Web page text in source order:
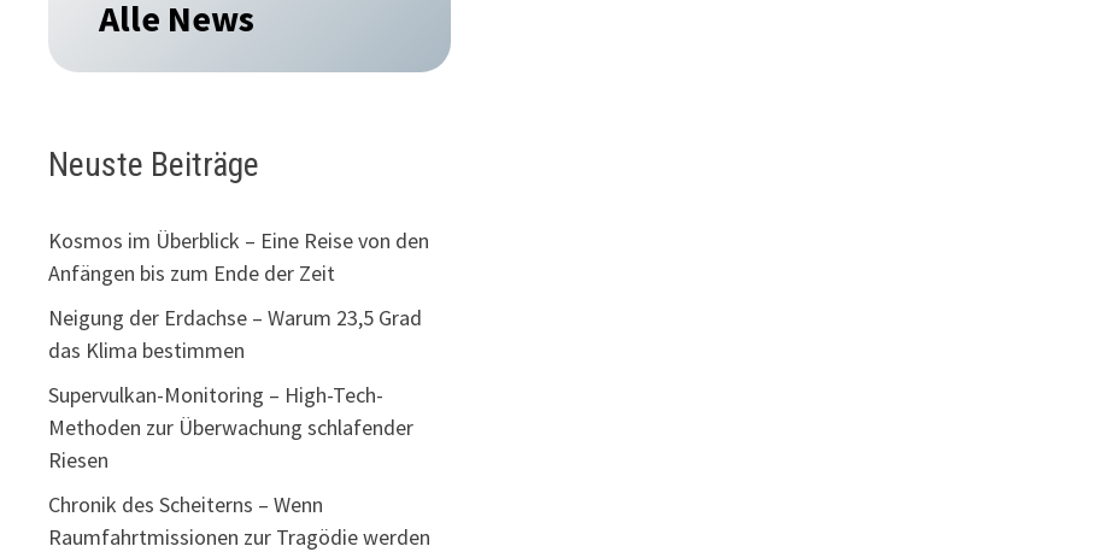
Alle News
Neuste Beiträge
Kosmos im Überblick – Eine Reise von den
Anfängen bis zum Ende der Zeit
Neigung der Erdachse – Warum 23,5 Grad
das Klima bestimmen
Supervulkan-Monitoring – High-Tech-
Methoden zur Überwachung schlafender
Riesen
Chronik des Scheiterns – Wenn
Raumfahrtmissionen zur Tragödie werden